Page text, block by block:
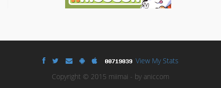
View My Stats
Copyright © 2015 miimai - by aniccom